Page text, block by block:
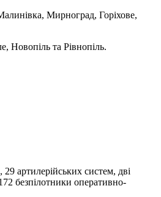
Мирноград, Горіхове,
Новопіль та Рівнопіль.
артилерійських систем, дві
безпілотники оперативно-